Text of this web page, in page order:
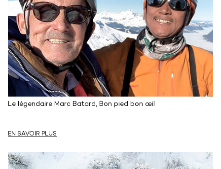
Le légendaire Marc Batard, Bon pied bon œil
EN SAVOIR PLUS